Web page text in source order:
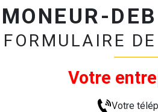
FORMULAIRE
Votre
Votre